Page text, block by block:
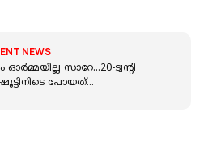
NEWS
സാറേ...20-ട്വന്റി
പോയത്